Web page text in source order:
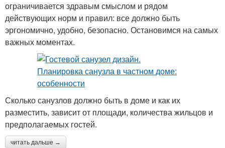
ограничивается здравым смыслом и рядом
действующих норм и правил: все должно быть
эргономично, удобно, безопасно. Остановимся на самых
важных моментах.
Сколько санузлов должно быть в доме и как их
разместить, зависит от площади, количества жильцов и
предполагаемых гостей.
читать дальше →